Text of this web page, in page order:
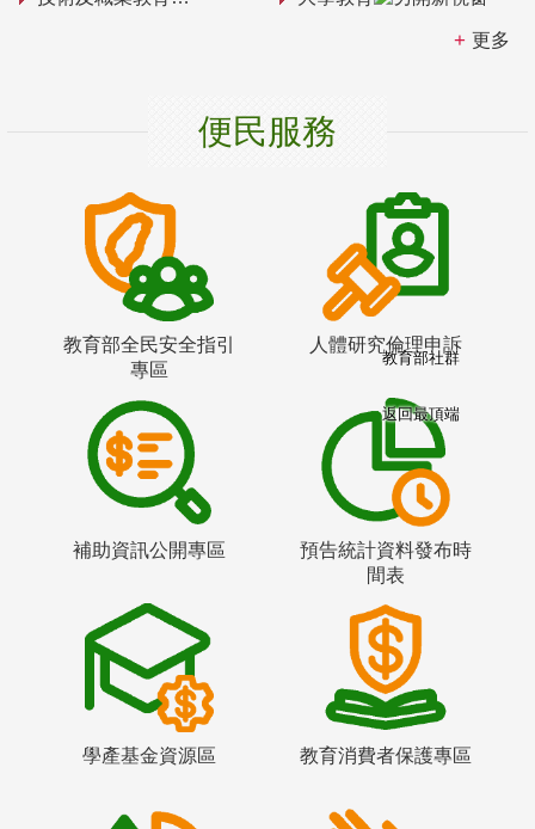
更多
便民服務
教育部全民安全指引
專區
人體研究倫理申訴
補助資訊公開專區
預告統計資料發布時
間表
學產基金資源區 教育消費者保護專區
教育部社群
返回最頂端